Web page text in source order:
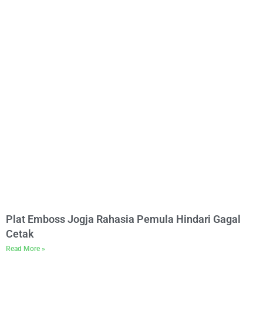
Plat Emboss Jogja Rahasia Pemula Hindari Gagal
Cetak
Read More »